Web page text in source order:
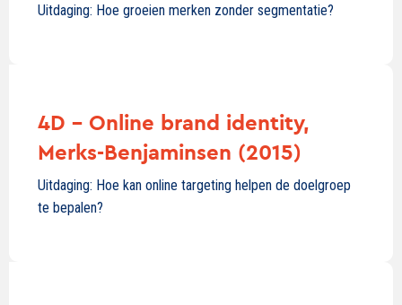
Uitdaging: Hoe groeien merken zonder segmentatie?
4D - Online brand identity,
Merks-Benjaminsen (2015)
Uitdaging: Hoe kan online targeting helpen de doelgroep
te bepalen?